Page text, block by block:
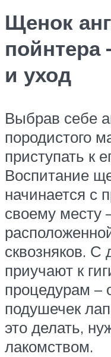
Щенок
пойнтера
и уход
Выбрав себе
породистого
приступать к
Воспитание
начинается с
своему месту
сквозняков.
приучают к
процедурам –
подушечек
это делать,
лакомством.